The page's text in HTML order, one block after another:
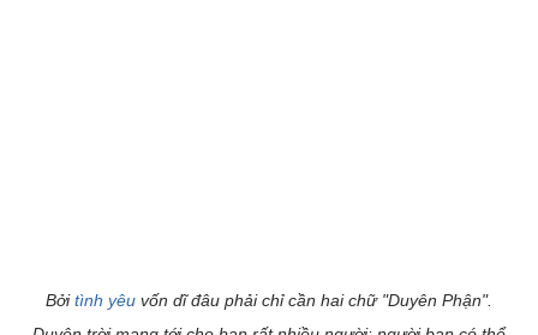
Bởitình yêu vốn dĩ đâu phải chỉ cần hai chữ "Duyên Phận".